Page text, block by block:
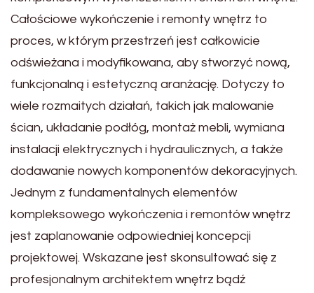
Całościowe wykończenie i remonty wnętrz to
proces, w którym przestrzeń jest całkowicie
odświeżana i modyfikowana, aby stworzyć nową,
funkcjonalną i estetyczną aranżację. Dotyczy to
wiele rozmaitych działań, takich jak malowanie
ścian, układanie podłóg, montaż mebli, wymiana
instalacji elektrycznych i hydraulicznych, a także
dodawanie nowych komponentów dekoracyjnych.
Jednym z fundamentalnych elementów
kompleksowego wykończenia i remontów wnętrz
jest zaplanowanie odpowiedniej koncepcji
projektowej. Wskazane jest skonsultować się z
profesjonalnym architektem wnętrz bądź